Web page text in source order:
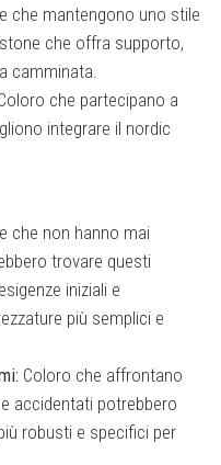
che mantengono uno stile
che offra supporto,
camminata.
che partecipano a
integrare il nordic
che non hanno mai
trovare questi
iniziali e
più semplici e
Coloro che affrontano
accidentati potrebbero
robusti e specifici per